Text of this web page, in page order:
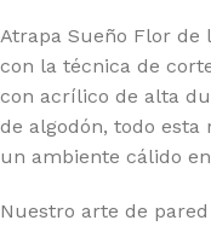
Atrapa Sueño Flor de
con la técnica de
con acrílico de alta
de algodón, todo esta
un ambiente cálido
Nuestro arte de